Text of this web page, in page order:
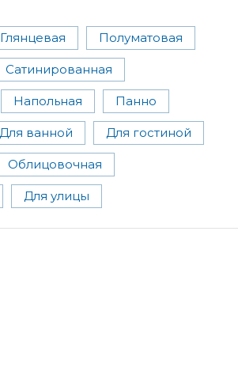
Глянцевая Полуматовая
Сатинированная
Напольная Панно
Для ванной Для гостиной
Облицовочная
Для улицы